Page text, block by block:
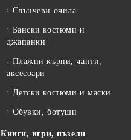
Слънчеви очила
Бански костюми и
джапанки
Плажни кърпи, чанти,
аксесоари
Детски костюми и маски
Обувки, ботуши
Книги, игри, пъзели